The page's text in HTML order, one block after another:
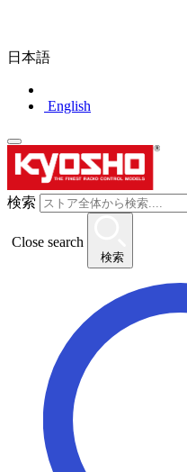
日本語
English
検索
Close search
検索